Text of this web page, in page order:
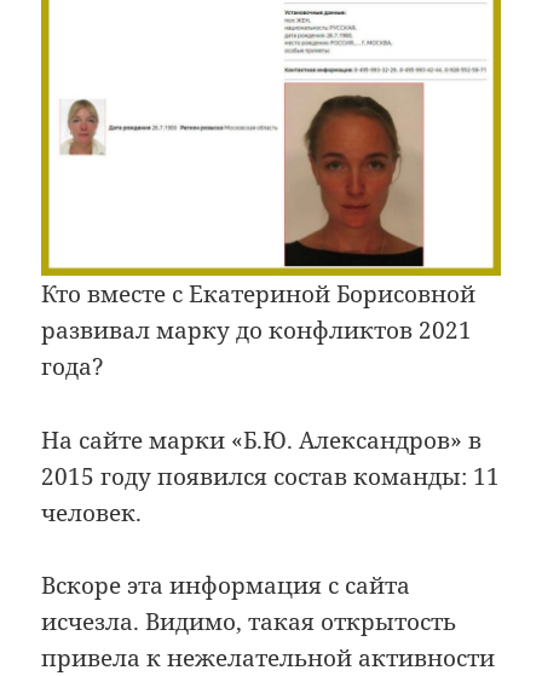
Кто вместе с Екатериной Борисовной
развивал марку до конфликтов 2021
года?
На сайте марки «Б.Ю. Александров» в
2015 году появился состав команды: 11
человек.
Вскоре эта информация с сайта
исчезла. Видимо, такая открытость
привела к нежелательной активности